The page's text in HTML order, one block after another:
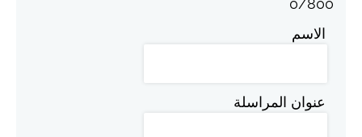
0/800
الاسم
عنوان المراسلة